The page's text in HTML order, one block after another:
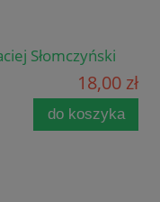
Słomczyński
18,00 zł
do koszyka